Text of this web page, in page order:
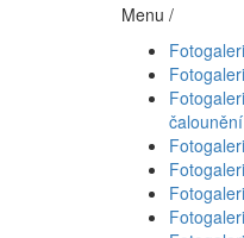
Menu /
čalounění